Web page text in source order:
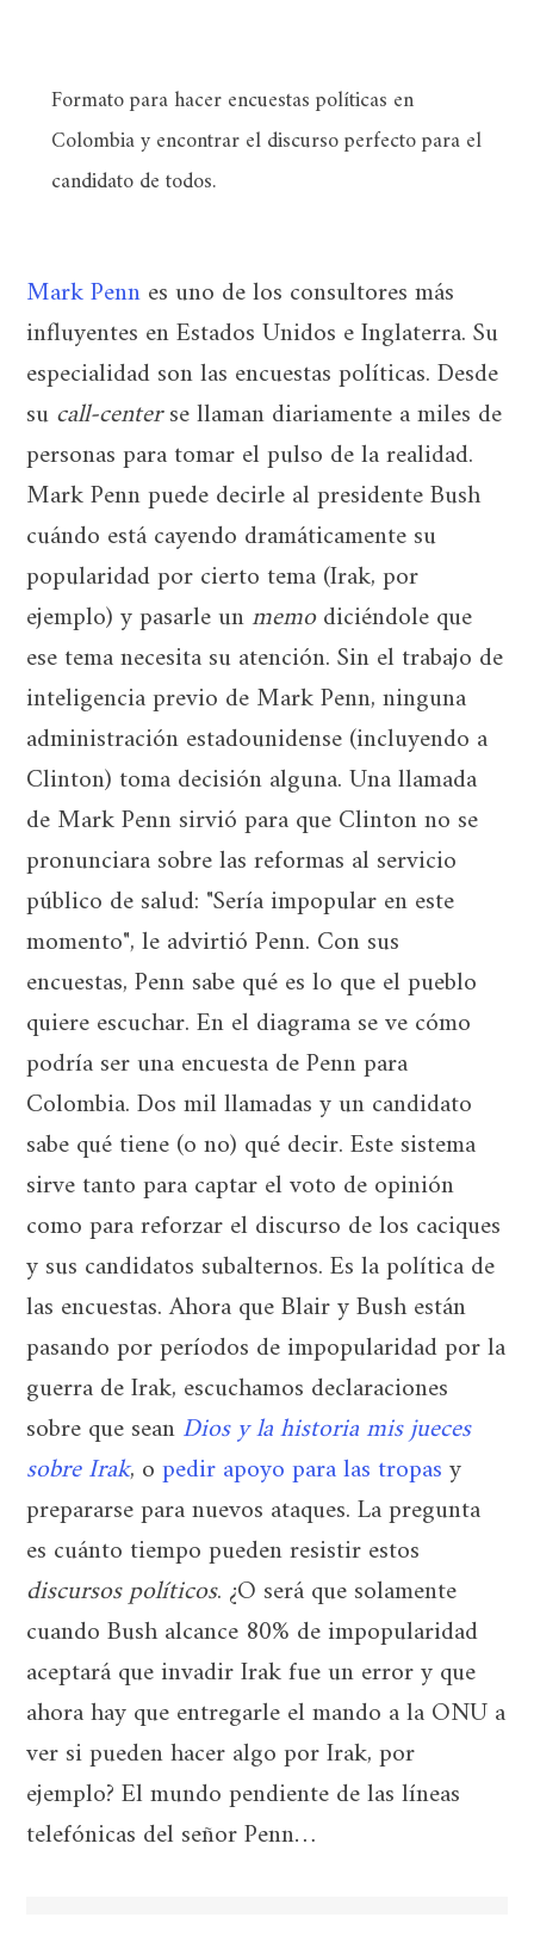
Formato para hacer encuestas políticas en
Colombia y encontrar el discurso perfecto para el
candidato de todos.
Mark Pennes uno de los consultores más
influyentes en Estados Unidos e Inglaterra. Su
especialidad son las encuestas políticas. Desde
sucall-centerse llaman diariamente a miles de
personas para tomar el pulso de la realidad.
Mark Penn puede decirle al presidente Bush
cuándo está cayendo dramáticamente su
popularidad por cierto tema (Irak, por
ejemplo) y pasarle unmemodiciéndole que
ese tema necesita su atención. Sin el trabajo de
inteligencia previo de Mark Penn, ninguna
administración estadounidense (incluyendo a
Clinton) toma decisión alguna. Una llamada
de Mark Penn sirvió para que Clinton no se
pronunciara sobre las reformas al servicio
público de salud: "Sería impopular en este
momento", le advirtió Penn. Con sus
encuestas, Penn sabe qué es lo que el pueblo
quiere escuchar. En el diagrama se ve cómo
podría ser una encuesta de Penn para
Colombia. Dos mil llamadas y un candidato
sabe qué tiene (o no) qué decir. Este sistema
sirve tanto para captar el voto de opinión
como para reforzar el discurso de los caciques
y sus candidatos subalternos. Es la política de
las encuestas. Ahora que Blair y Bush están
pasando por períodos de impopularidad por la
guerra de Irak, escuchamos declaraciones
sobre que seanDios y la historia mis jueces
sobre Irak, opedir apoyo para las tropasy
prepararse para nuevos ataques. La pregunta
es cuánto tiempo pueden resistir estos
discursos políticos. ¿O será que solamente
cuando Bush alcance 80% de impopularidad
aceptará que invadir Irak fue un error y que
ahora hay que entregarle el mando a la ONU a
ver si pueden hacer algo por Irak, por
ejemplo? El mundo pendiente de las líneas
telefónicas del señor Penn…